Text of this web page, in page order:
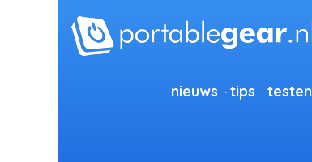
nieuws tips testen